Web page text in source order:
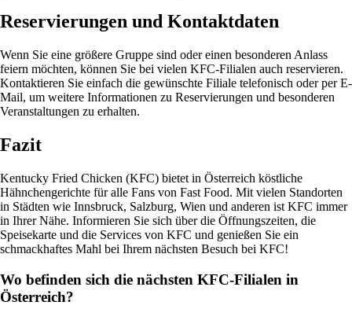
Reservierungen und Kontaktdaten
Wenn Sie eine größere Gruppe sind oder einen besonderen Anlass
feiern möchten, können Sie bei vielen KFC-Filialen auch reservieren.
Kontaktieren Sie einfach die gewünschte Filiale telefonisch oder per E-
Mail, um weitere Informationen zu Reservierungen und besonderen
Veranstaltungen zu erhalten.
Fazit
Kentucky Fried Chicken (KFC) bietet in Österreich köstliche
Hähnchengerichte für alle Fans von Fast Food. Mit vielen Standorten
in Städten wie Innsbruck, Salzburg, Wien und anderen ist KFC immer
in Ihrer Nähe. Informieren Sie sich über die Öffnungszeiten, die
Speisekarte und die Services von KFC und genießen Sie ein
schmackhaftes Mahl bei Ihrem nächsten Besuch bei KFC!
Wo befinden sich die nächsten KFC-Filialen in
Österreich?